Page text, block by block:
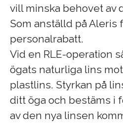
vill minska behovet av
Som anställd på Aleris
personalrabatt.
Vid en RLE-operation
ögats naturliga lins
plastlins. Styrkan på
ditt öga och bestäms i
av den nya linsen